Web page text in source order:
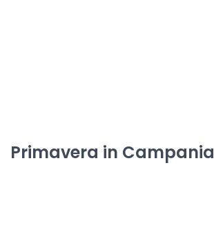
Primavera in Campania